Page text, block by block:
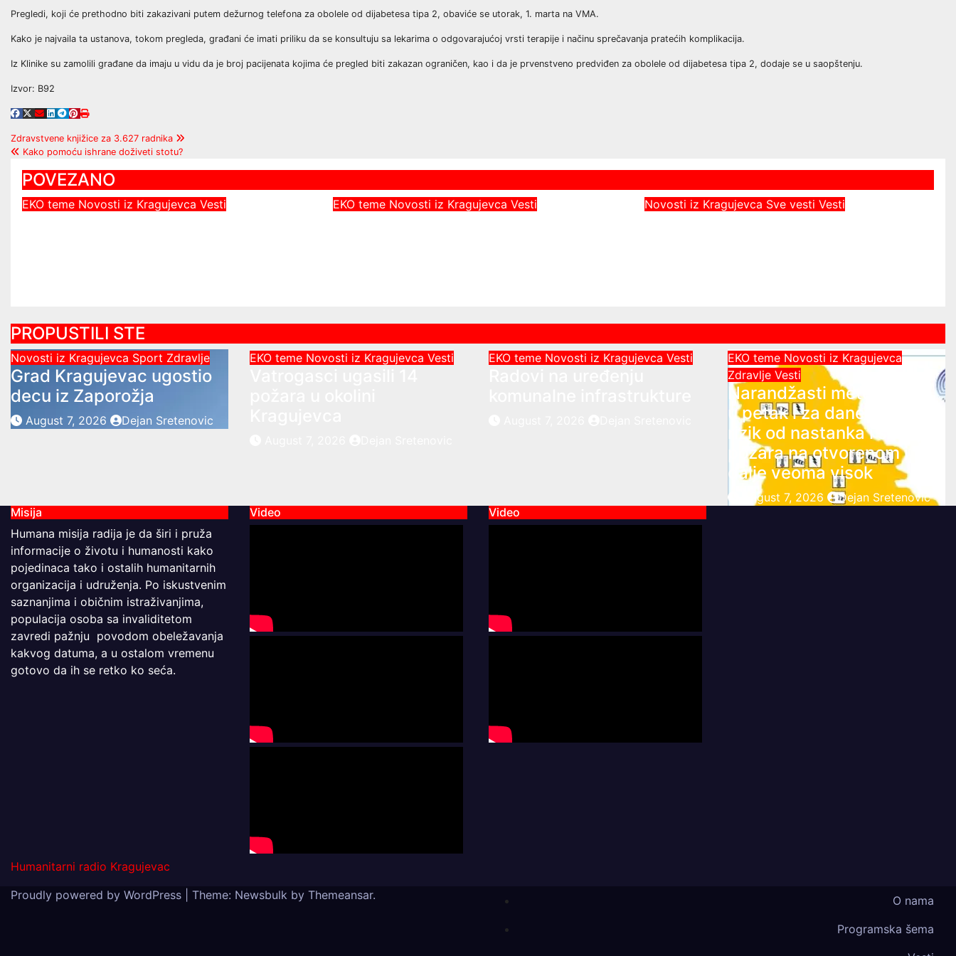
Pregledi, koji će prethodno biti zakazivani putem dežurnog telefona za obolele od dijabetesa tipa 2, obaviće se utorak, 1. marta na VMA.
Kako je najvaila ta ustanova, tokom pregleda, građani će imati priliku da se konsultuju sa lekarima o odgovarajućoj vrsti terapije i načinu sprečavanja pratećih komplikacija.
Iz Klinike su zamolili građane da imaju u vidu da je broj pacijenata kojima će pregled biti zakazan ograničen, kao i da je prvenstveno predviđen za obolele od dijabetesa tipa 2, dodaje se u saopštenju.
Izvor: B92
Post
navigation
Zdravstvene knjižice za 3.627 radnika
Kako pomoću ishrane doživeti stotu?
POVEZANO
EKO teme Novosti iz Kragujevca Vesti EKO teme Novosti iz KragujevcaVesti Novosti iz Kragujevca Sve vesti Vesti
PROPUSTILI STE
Novosti iz Kragujevca Sport Zdravlje
Grad Kragujevac ugostio
decu iz Zaporožja
August 7, 2026 Dejan Sretenovic
EKO teme Novosti iz Kragujevca Vesti EKO teme Novosti iz Kragujevca Vesti EKO teme Novosti iz Kragujevca
Zdravlje Vesti
Narandžasti meteo alarm
u petak i za dane vikenda:
rizik od nastanka i širenja
požara na otvorenom i
dalje veoma visok
August 7, 2026
Dejan Sretenovic
Misija
Humana misija radija je da širi i pruža
informacije o životu i humanosti kako
pojedinaca tako i ostalih humanitarnih
organizacija i udruženja. Po iskustvenim
saznanjima i običnim istraživanjima,
populacija osoba sa invaliditetom
zavredi pažnju povodom obeležavanja
kakvog datuma, a u ostalom vremenu
gotovo da ih se retko ko seća.
Video Video
Humanitarni radio Kragujevac
Proudly powered by WordPress
Theme: Newsbulk by Themeansar.
O nama
Programska šema